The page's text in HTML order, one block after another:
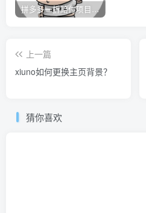
拼多多一折赔付项目是怎么操作的？
上一篇
xiuno如何更换主页背景？
猜你喜欢